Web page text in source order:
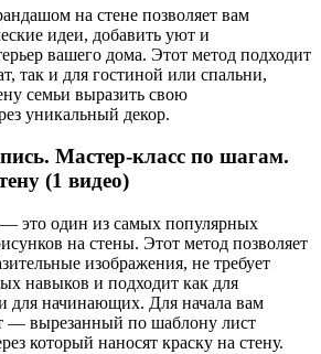
на стене позволяет вам
идеи, добавить уют и
вашего дома. Этот метод подходит
так и для гостиной или спальни,
семьи выразить свою
уникальный декор.
Мастер-класс по шагам.
(1 видео)
— это один из самых популярных
на стены. Этот метод позволяет
изображения, не требует
навыков и подходит как для
для начинающих. Для начала вам
— вырезанный по шаблону лист
который наносят краску на стену.